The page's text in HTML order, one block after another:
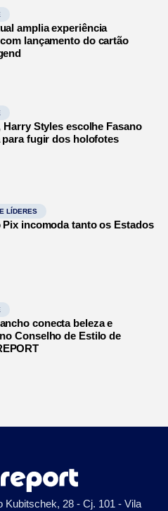
amplia experiência
lançamento do cartão
Harry Styles escolhe Fasano
para fugir dos holofotes
LÍDERES
Pix incomoda tanto os Estados
conecta beleza e
Conselho de Estilo de
Kubitschek, 28 - Cj. 101 - Vila